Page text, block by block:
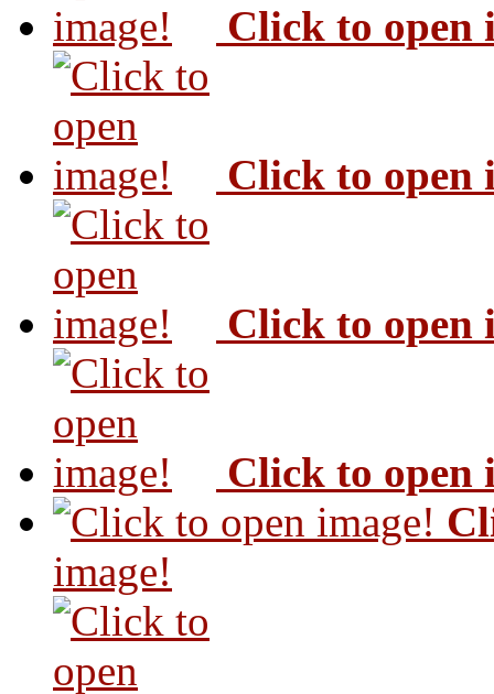
Click to open
Click to open
Click to open
Click to open
image!